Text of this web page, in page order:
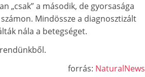
„csak” a második, de gyorsasága
Mindössze a diagnosztizált
nála a betegséget.
forrás: NaturalNews